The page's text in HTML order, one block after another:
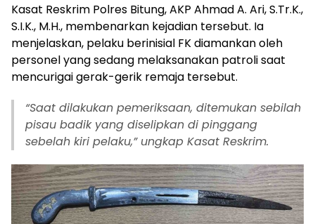
Kasat Reskrim Polres Bitung, AKP Ahmad A. Ari, S.Tr.K.,
S.I.K., M.H., membenarkan kejadian tersebut. Ia
menjelaskan, pelaku berinisial FK diamankan oleh
personel yang sedang melaksanakan patroli saat
mencurigai gerak-gerik remaja tersebut.
“Saat dilakukan pemeriksaan, ditemukan sebilah
pisau badik yang diselipkan di pinggang
sebelah kiri pelaku,” ungkap Kasat Reskrim.